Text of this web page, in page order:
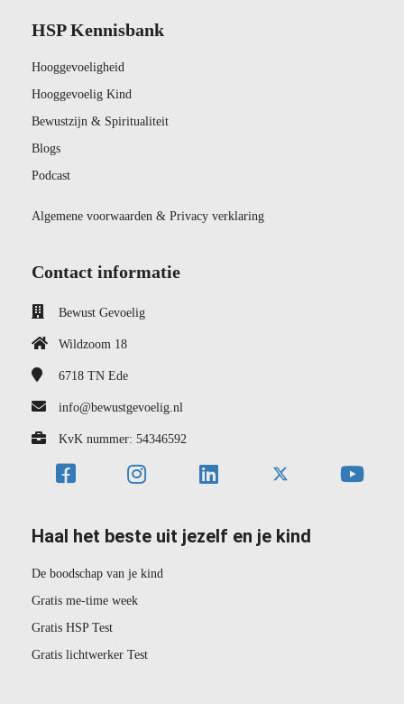
HSP Kennisbank
Hooggevoeligheid
Hooggevoelig Kind
Bewustzijn & Spiritualiteit
Blogs
Podcast
Algemene voorwaarden & Privacy verklaring
Contact informatie
Bewust Gevoelig
Wildzoom 18
6718 TN Ede
info@bewustgevoelig.nl
KvK nummer: 54346592
Haal het beste uit jezelf en je kind
De boodschap van je kind
Gratis me-time week
Gratis HSP Test
Gratis lichtwerker Test